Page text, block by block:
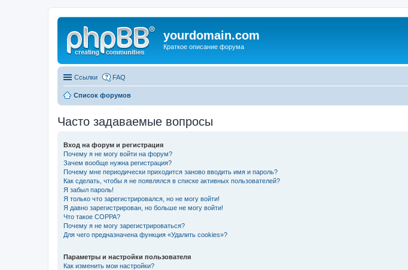
yourdomain.com
Краткое описание форума
Ссылки FAQ
Список форумов
Часто задаваемые вопросы
Вход на форум и регистрация
Почему я не могу войти на форум?
Зачем вообще нужна регистрация?
Почему мне периодически приходится заново вводить имя и пароль?
Как сделать, чтобы я не появлялся в списке активных пользователей?
Я забыл пароль!
Я только что зарегистрировался, но не могу войти!
Я давно зарегистрирован, но больше не могу войти!
Что такое COPPA?
Почему я не могу зарегистрироваться?
Для чего предназначена функция «Удалить cookies»?
Параметры и настройки пользователя
Как изменить мои настройки?